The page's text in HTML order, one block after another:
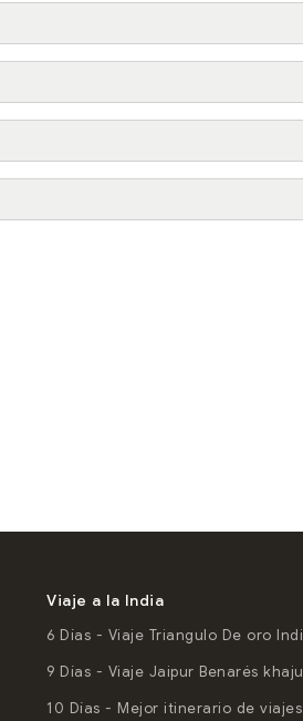
Viaje a la India
6 Días - Viaje Triangulo De oro
9 Días - Viaje Jaipur Benarés
10 Días - Mejor itinerario de